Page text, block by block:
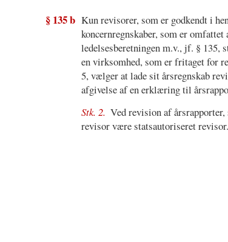
§ 135 b Kun revisorer, som er godkendt i
koncernregnskaber, som er
ledelsesberetningen m.v., jf. § 135,
en virksomhed, som er fritaget for
5, vælger at lade sit årsregnskab
afgivelse af en erklæring til
Stk. 2. Ved revision af
revisor være statsautoriseret revisor.